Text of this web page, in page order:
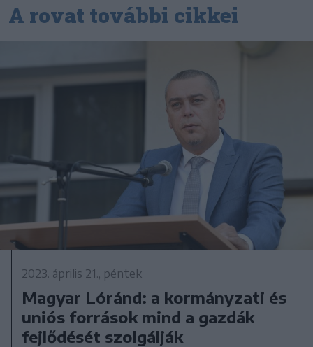
A rovat további cikkei
2023. április 21., péntek
Magyar Lóránd: a kormányzati és
uniós források mind a gazdák
fejlődését szolgálják